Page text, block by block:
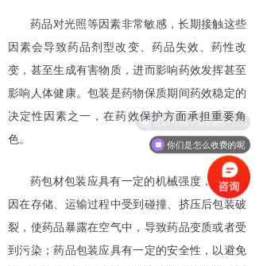
药品对光照等因素非常敏感，长期接触这些
因素会导致药品剂型改变、药品失效、药性改
变，甚至生成有害物质，进而影响药效发挥甚至
影响人体健康。包装是药物保质期间药效稳定的
决定性因素之一，在药效保护方面承担重要角
色。
药包材包装应具有一定的机械强度，以防止
因在存储、运输过程中受到碰撞、挤压后包装破
裂，使药品暴露在空气中，导致药品变质或者受
到污染；药品包装应具有一定的安全性，以避免
可以介绍下你们的产品么
你们是怎么收费的呢